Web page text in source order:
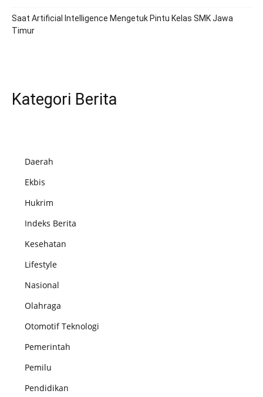
Saat Artificial Intelligence Mengetuk Pintu Kelas SMK Jawa
Timur
Kategori Berita
Daerah
Ekbis
Hukrim
Indeks Berita
Kesehatan
Lifestyle
Nasional
Olahraga
Otomotif Teknologi
Pemerintah
Pemilu
Pendidikan